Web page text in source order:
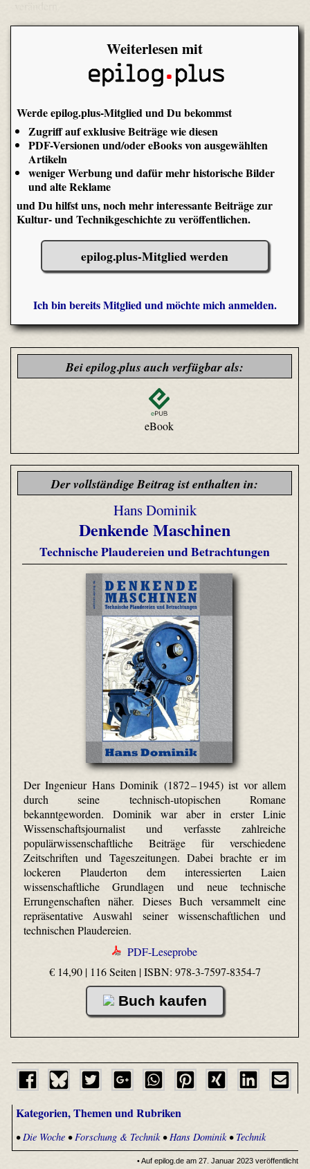
Weiterlesen mit
Werde epilog.plus-Mitglied und Du bekommst
Zugriff auf exklusive Beiträge wie diesen
PDF-Versionen und/oder eBooks von ausgewählten
Artikeln
weniger Werbung und dafür mehr historische Bilder
und alte Reklame
und Du hilfst uns, noch mehr interessante Beiträge zur
Kultur- und Technikgeschichte zu veröffentlichen.
epilog.plus-Mitglied werden
Ich bin bereits Mitglied und möchte mich anmelden.
Bei epilog.plus auch verfügbar als:
eBook
Der vollständige Beitrag ist enthalten in:
Hans Dominik
Denkende Maschinen
Technische Plaudereien und Betrachtungen
Der Ingenieur Hans Dominik (1872 – 1945) ist vor allem
durch seine technisch-utopischen Romane
bekanntgeworden. Dominik war aber in erster Linie
Wissenschaftsjournalist und verfasste zahlreiche
populärwissenschaftliche Beiträge für verschiedene
Zeitschriften und Tageszeitungen. Dabei brachte er im
lockeren Plauderton dem interessierten Laien
wissenschaftliche Grundlagen und neue technische
Errungenschaften näher. Dieses Buch versammelt eine
repräsentative Auswahl seiner wissenschaftlichen und
technischen Plaudereien.
PDF-Leseprobe
€ 14,90 | 116 Seiten |ISBN: 978-3-7597-8354-7
Buch kaufen
Kategorien, Themen und Rubriken
•Die Woche•Forschung & Technik•Hans Dominik• Technik
• Auf epilog.de am 27. Januar 2023 veröffentlicht